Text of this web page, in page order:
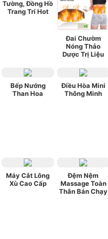
Tường, Đồng Hồ
Trang Trí Hot
Đai Chườm
Nóng Thảo
Dược Trị Liệu
Bếp Nướng
Than Hoa
Điều Hòa Mini
Thông Minh
Máy Cắt Lông
Xù Cao Cấp
Đệm Nệm
Massage Toàn
Thân Bán Chạy